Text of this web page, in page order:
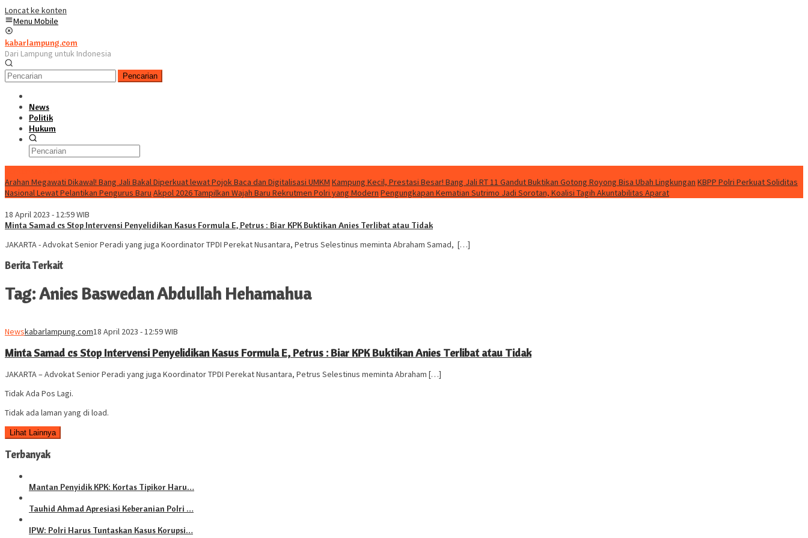
Loncat ke konten
Menu Mobile
kabarlampung.com
Dari Lampung untuk Indonesia
Pencarian
News
Politik
Hukum
Arahan Megawati Dikawal! Bang Jali Bakal Diperkuat lewat Pojok Baca dan Digitalisasi UMKM Kampung Kecil, Prestasi Besar! Bang Jali RT 11 Gandut Buktikan Gotong Royong Bisa Ubah Lingkungan KBPP Polri Perkuat Soliditas
Nasional Lewat Pelantikan Pengurus Baru Akpol 2026 Tampilkan Wajah Baru Rekrutmen Polri yang Modern Pengungkapan Kematian Sutrimo Jadi Sorotan, Koalisi Tagih Akuntabilitas Aparat
18 April 2023 - 12:59 WIB
Minta Samad cs Stop Intervensi Penyelidikan Kasus Formula E, Petrus : Biar KPK Buktikan Anies Terlibat atau Tidak
JAKARTA - Advokat Senior Peradi yang juga Koordinator TPDI Perekat Nusantara, Petrus Selestinus meminta Abraham Samad, […]
Berita Terkait
Tag:Anies Baswedan Abdullah Hehamahua
Newskabarlampung.com18 April 2023 - 12:59 WIB
Minta Samad cs Stop Intervensi Penyelidikan Kasus Formula E, Petrus : Biar KPK Buktikan Anies Terlibat atau Tidak
JAKARTA – Advokat Senior Peradi yang juga Koordinator TPDI Perekat Nusantara, Petrus Selestinus meminta Abraham […]
Tidak Ada Pos Lagi.
Tidak ada laman yang di load.
Lihat Lainnya
Terbanyak
Mantan Penyidik KPK: Kortas Tipikor Haru…
Tauhid Ahmad Apresiasi Keberanian Polri …
IPW: Polri Harus Tuntaskan Kasus Korupsi…